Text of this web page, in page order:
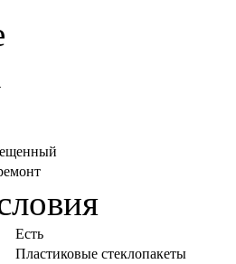
Есть
Пластиковые стеклопакеты